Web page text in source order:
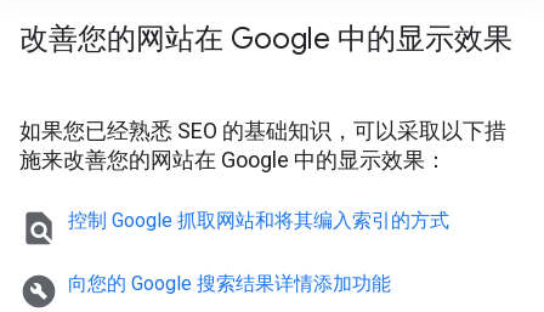
改善您的网站在 Google 中的显示效果
如果您已经熟悉 SEO 的基础知识，可以采取以下措
施来改善您的网站在 Google 中的显示效果：
find_in_page 控制 Google 抓取网站和将其编入索引的方式
build_circle 向您的 Google 搜索结果详情添加功能